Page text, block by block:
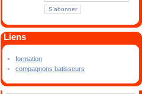
Liens
formation
compagnons batisseurs